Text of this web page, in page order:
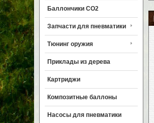
Баллончики CO2
Запчасти для пневматики
Тюнинг оружия
Приклады из дерева
Картриджи
Композитные баллоны
Насосы для пневматики